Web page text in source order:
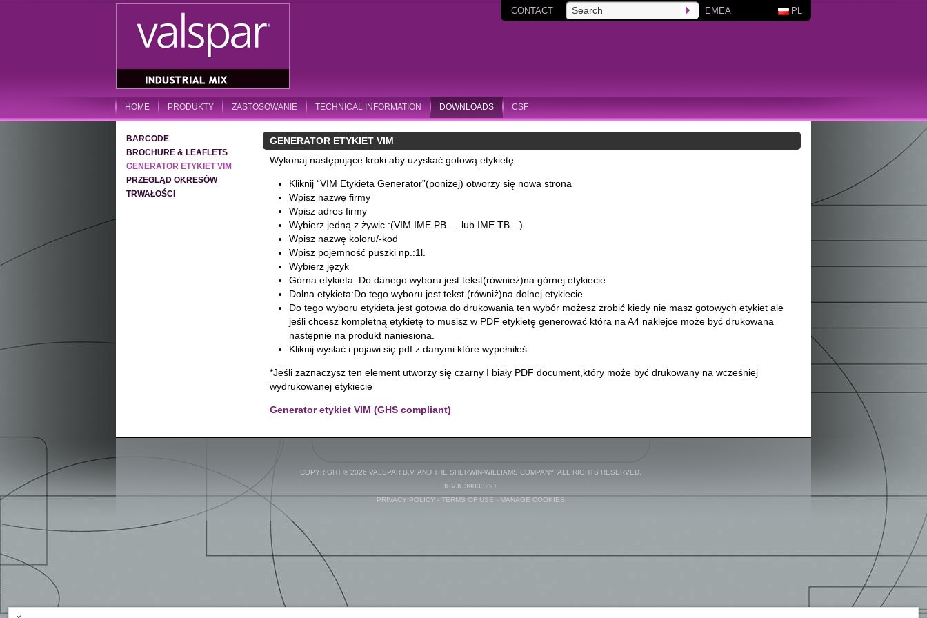
HOME PRODUKTY ZASTOSOWANIE TECHNICAL INFORMATION DOWNLOADS CSF
CONTACT Search EMEA PL
BARCODE
BROCHURE & LEAFLETS
GENERATOR ETYKIET VIM
PRZEGLĄD OKRESÓW
TRWAŁOŚCI
GENERATOR ETYKIET VIM
Wykonaj następujące kroki aby uzyskać gotową etykietę.
Kliknij “VIM Etykieta Generator”(poniżej) otworzy się nowa strona
Wpisz nazwę firmy
Wpisz adres firmy
Wybierz jedną z żywic :(VIM IME.PB…..lub IME.TB…)
Wpisz nazwę koloru/-kod
Wpisz pojemność puszki np.:1l.
Wybierz język
Górna etykieta: Do danego wyboru jest tekst(również)na górnej etykiecie
Dolna etykieta:Do tego wyboru jest tekst (równiż)na dolnej etykiecie
Do tego wyboru etykieta jest gotowa do drukowania ten wybór możesz zrobić kiedy nie masz gotowych etykiet ale
jeśli chcesz kompletną etykietę to musisz w PDF etykietę generować która na A4 naklejce może być drukowana
następnie na produkt naniesiona.
Kliknij wysłać i pojawi się pdf z danymi które wypełniłeś.
*Jeśli zaznaczysz ten element utworzy się czarny I biały PDF document,który może być drukowany na wcześniej
wydrukowanej etykiecie
Generator etykiet VIM (GHS compliant)
COPYRIGHT © 2026 VALSPAR B.V. AND THE SHERWIN-WILLIAMS COMPANY. ALL RIGHTS RESERVED.
K.V.K 39033291
PRIVACY POLICY - TERMS OF USE - MANAGE COOKIES